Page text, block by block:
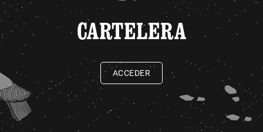
CARTELERA
ACCEDER